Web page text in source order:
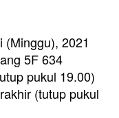
(Minggu), 2021
5F 634
pukul 19.00)
(tutup pukul